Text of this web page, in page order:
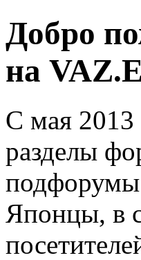
Добро
на
С мая 2013
разделы
Японцы, в